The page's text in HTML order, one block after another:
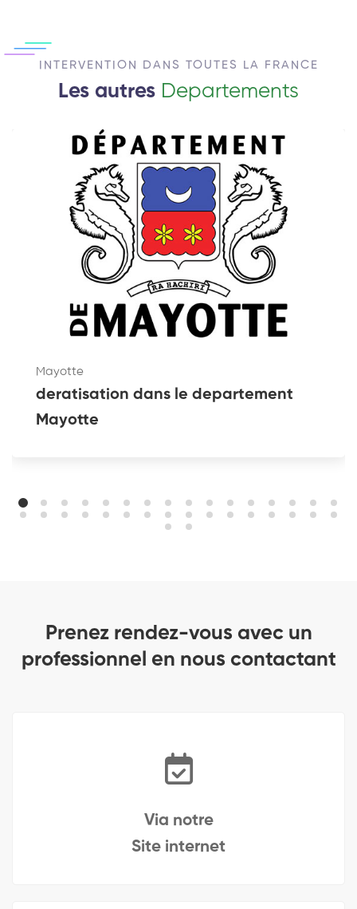
INTERVENTION DANS TOUTES LA FRANCE
Les autres Departements
Mayotte
deratisation dans le departement
Mayotte
Prenez rendez-vous avec un
professionnel en nous contactant
Via notre
Site internet